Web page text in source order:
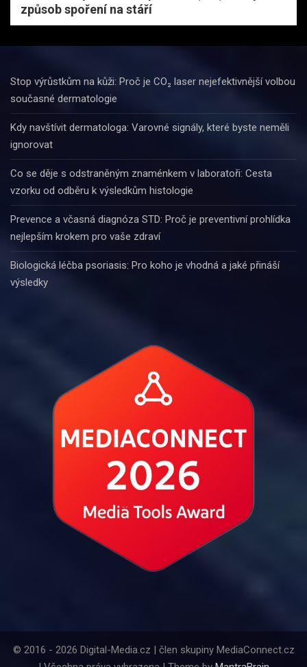
způsob spoření na stáří
Stop výrůstkům na kůži: Proč je CO₂ laser nejefektivnější volbou
současné dermatologie
Kdy navštívit dermatologa: Varovné signály, které byste neměli
ignorovat
Co se děje s odstraněným znaménkem v laboratoři: Cesta
vzorku od odběru k výsledkům histologie
Prevence a včasná diagnóza STD: Proč je preventivní prohlídka
nejlepším krokem pro vaše zdraví
Biologická léčba psoriasis: Pro koho je vhodná a jaké přináší
výsledky
© 2016 - 2026 Digital-Media.cz | člen skupiny MediaConnect.cz